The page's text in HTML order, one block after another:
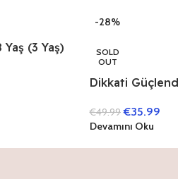
(3 Yaş)
-28%
SOLD
OUT
Dikkati
€49.99 €35.99
Devamını Oku